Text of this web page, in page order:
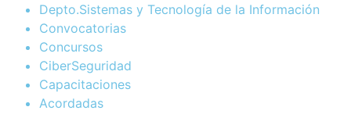
Depto.Sistemas y Tecnología de la Información
Convocatorias
Concursos
CiberSeguridad
Capacitaciones
Acordadas